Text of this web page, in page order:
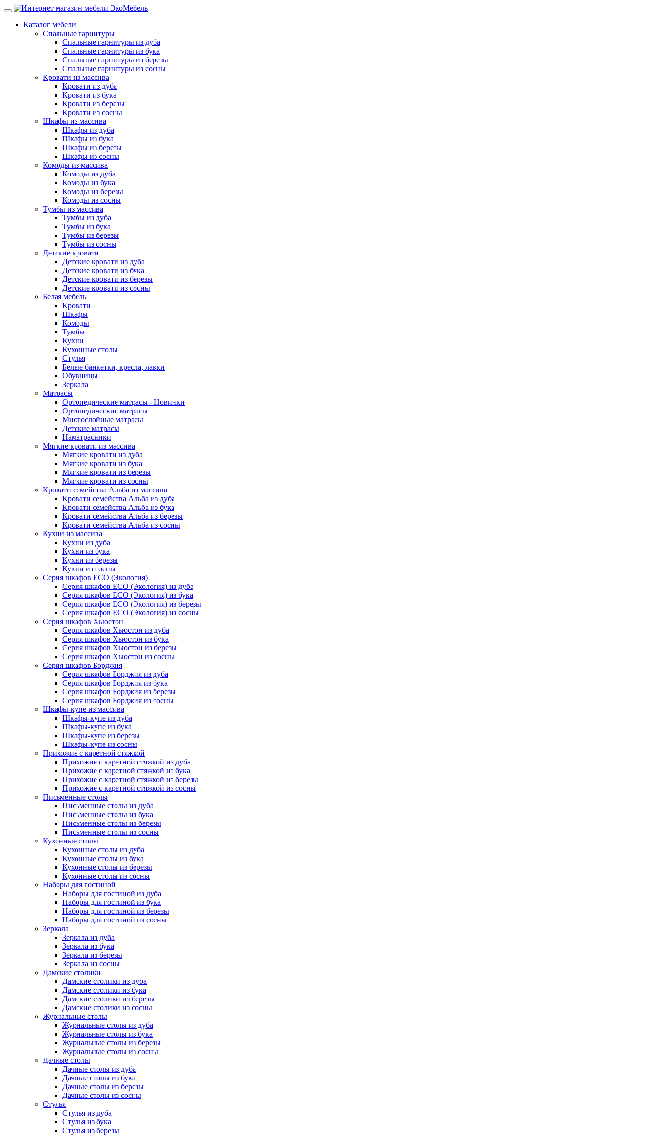
Каталог мебели
Спальные гарнитуры
Спальные гарнитуры из дуба
Спальные гарнитуры из бука
Спальные гарнитуры из березы
Спальные гарнитуры из сосны
Кровати из массива
Кровати из дуба
Кровати из бука
Кровати из березы
Кровати из сосны
Шкафы из массива
Шкафы из дуба
Шкафы из бука
Шкафы из березы
Шкафы из сосны
Комоды из массива
Комоды из дуба
Комоды из бука
Комоды из березы
Комоды из сосны
Тумбы из массива
Тумбы из дуба
Тумбы из бука
Тумбы из березы
Тумбы из сосны
Детские кровати
Детские кровати из дуба
Детские кровати из бука
Детские кровати из березы
Детские кровати из сосны
Белая мебель
Кровати
Шкафы
Комоды
Тумбы
Кухни
Кухонные столы
Стулья
Белые банкетки, кресла, лавки
Обувницы
Зеркала
Матрасы
Ортопедические матрасы - Новинки
Ортопедические матрасы
Многослойные матрасы
Детские матрасы
Наматрасники
Мягкие кровати из массива
Мягкие кровати из дуба
Мягкие кровати из бука
Мягкие кровати из березы
Мягкие кровати из сосны
Кровати семейства Альба из массива
Кровати семейства Альба из дуба
Кровати семейства Альба из бука
Кровати семейства Альба из березы
Кровати семейства Альба из сосны
Кухни из массива
Кухни из дуба
Кухни из бука
Кухни из березы
Кухни из сосны
Серия шкафов ECO (Экология)
Серия шкафов ECO (Экология) из дуба
Серия шкафов ECO (Экология) из бука
Серия шкафов ECO (Экология) из березы
Серия шкафов ECO (Экология) из сосны
Серия шкафов Хьюстон
Серия шкафов Хьюстон из дуба
Серия шкафов Хьюстон из бука
Серия шкафов Хьюстон из березы
Серия шкафов Хьюстон из сосны
Серия шкафов Борджия
Серия шкафов Борджия из дуба
Серия шкафов Борджия из бука
Серия шкафов Борджия из березы
Серия шкафов Борджия из сосны
Шкафы-купе из массива
Шкафы-купе из дуба
Шкафы-купе из бука
Шкафы-купе из березы
Шкафы-купе из сосны
Прихожие с каретной стяжкой
Прихожие с каретной стяжкой из дуба
Прихожие с каретной стяжкой из бука
Прихожие с каретной стяжкой из березы
Прихожие с каретной стяжкой из сосны
Письменные столы
Письменные столы из дуба
Письменные столы из бука
Письменные столы из березы
Письменные столы из сосны
Кухонные столы
Кухонные столы из дуба
Кухонные столы из бука
Кухонные столы из березы
Кухонные столы из сосны
Наборы для гостиной
Наборы для гостиной из дуба
Наборы для гостиной из бука
Наборы для гостиной из березы
Наборы для гостиной из сосны
Зеркала
Зеркала из дуба
Зеркала из бука
Зеркала из березы
Зеркала из сосны
Дамские столики
Дамские столики из дуба
Дамские столики из бука
Дамские столики из березы
Дамские столики из сосны
Журнальные столы
Журнальные столы из дуба
Журнальные столы из бука
Журнальные столы из березы
Журнальные столы из сосны
Дачные столы
Дачные столы из дуба
Дачные столы из бука
Дачные столы из березы
Дачные столы из сосны
Стулья
Стулья из дуба
Стулья из бука
Стулья из березы